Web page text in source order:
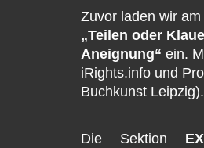
Zuvor laden wir
„Teilen oder
Aneignung“ ein.
iRights.infound
Buchkunst
Die Sektion